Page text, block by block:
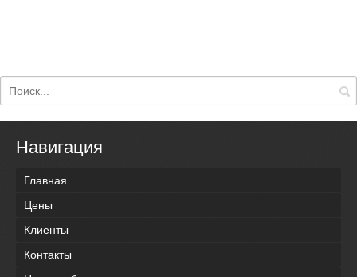
Навигация
Главная
Цены
Клиенты
Контакты